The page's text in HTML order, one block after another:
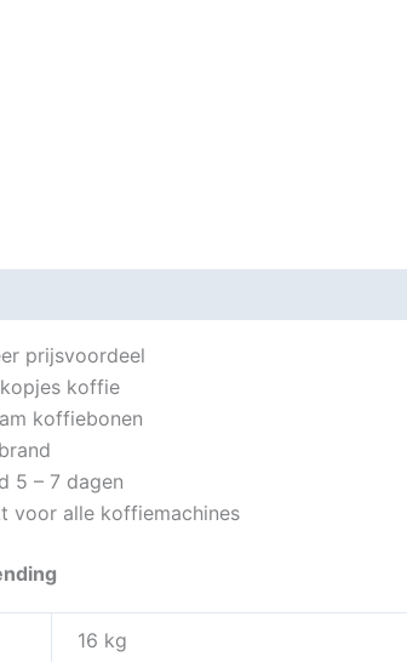
prijsvoordeel
koffie
koffiebonen
5 – 7 dagen
voor alle koffiemachines
16 kg